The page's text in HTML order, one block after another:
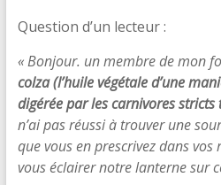
Question d’un lecteur :
« Bonjour. un membre de mon
colza (l’huile végétale d’une
digérée par les carnivores stricts
n’ai pas réussi à trouver une
que vous en prescrivez dans vos
vous éclairer notre lanterne sur